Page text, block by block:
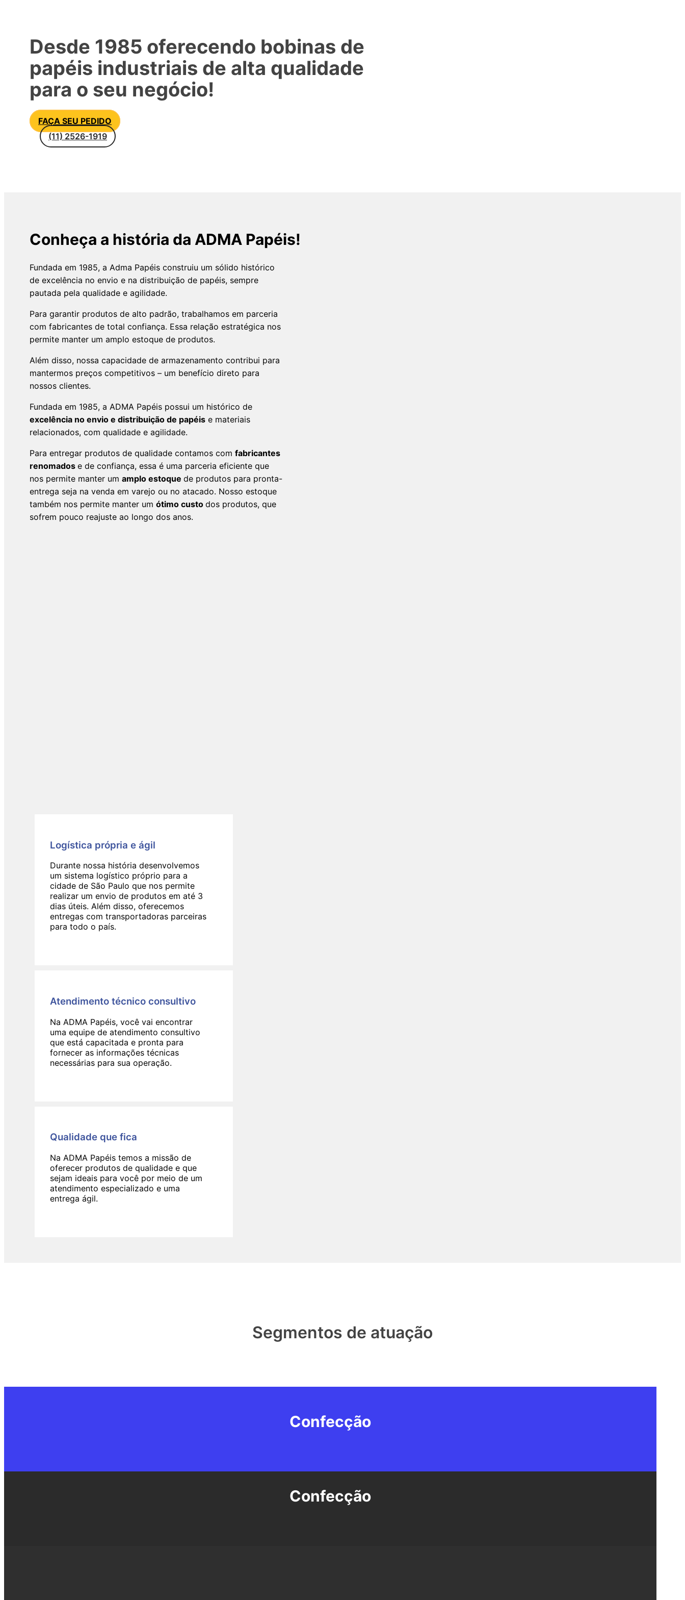
Desde 1985 oferecendo bobinas de
papéis industriais de alta qualidade
para o seu negócio!
FAÇA SEU PEDIDO
(11) 2526-1919
Conheça a história da ADMA Papéis!
Fundada em 1985, a Adma Papéis construiu um sólido histórico
de excelência no envio e na distribuição de papéis, sempre
pautada pela qualidade e agilidade.
Para garantir produtos de alto padrão, trabalhamos em parceria
com fabricantes de total confiança. Essa relação estratégica nos
permite manter um amplo estoque de produtos.
Além disso, nossa capacidade de armazenamento contribui para
mantermos preços competitivos – um benefício direto para
nossos clientes.
Fundada em 1985, a ADMA Papéis possui um histórico de
excelência no envio e distribuição de papéis e materiais
relacionados, com qualidade e agilidade.
Para entregar produtos de qualidade contamos com fabricantes
renomados e de confiança, essa é uma parceria eficiente que
nos permite manter um amplo estoque de produtos para pronta-
entrega seja na venda em varejo ou no atacado. Nosso estoque
também nos permite manter um ótimo custo dos produtos, que
sofrem pouco reajuste ao longo dos anos.
Logística própria e ágil
Durante nossa história desenvolvemos
um sistema logístico próprio para a
cidade de São Paulo que nos permite
realizar um envio de produtos em até 3
dias úteis. Além disso, oferecemos
entregas com transportadoras parceiras
para todo o país.
Atendimento técnico consultivo
Na ADMA Papéis, você vai encontrar
uma equipe de atendimento consultivo
que está capacitada e pronta para
fornecer as informações técnicas
necessárias para sua operação.
Qualidade que fica
Na ADMA Papéis temos a missão de
oferecer produtos de qualidade e que
sejam ideais para você por meio de um
atendimento especializado e uma
entrega ágil.
Segmentos de atuação
Confecção
Confecção